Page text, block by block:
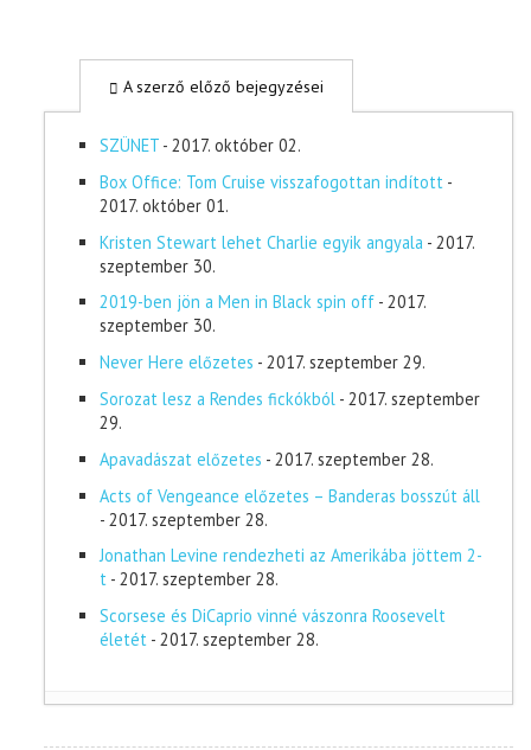
A szerző előző bejegyzései
SZÜNET - 2017. október 02.
Box Office: Tom Cruise visszafogottan indított -
2017. október 01.
Kristen Stewart lehet Charlie egyik angyala - 2017.
szeptember 30.
2019-ben jön a Men in Black spin off - 2017.
szeptember 30.
Never Here előzetes - 2017. szeptember 29.
Sorozat lesz a Rendes fickókból - 2017. szeptember
29.
Apavadászat előzetes - 2017. szeptember 28.
Acts of Vengeance előzetes – Banderas bosszút áll
- 2017. szeptember 28.
Jonathan Levine rendezheti az Amerikába jöttem 2-
t - 2017. szeptember 28.
Scorsese és DiCaprio vinné vászonra Roosevelt
életét - 2017. szeptember 28.